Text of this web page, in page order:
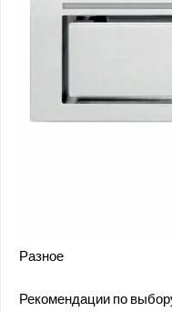
Разное
Рекомендации по